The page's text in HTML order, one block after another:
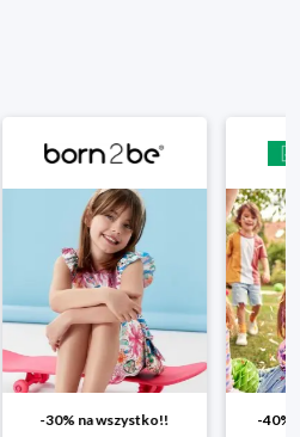
-30% na wszystko!! -40%